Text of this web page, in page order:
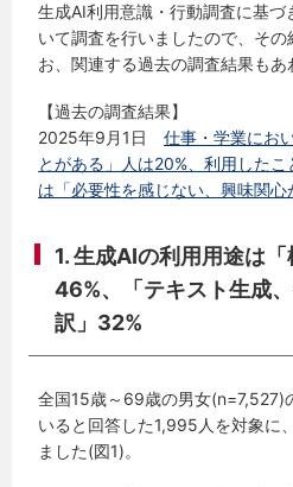
生成AI利用意識・行動調査に基
いて調査を行いましたので、そ
お、関連する過去の調査結果もあ
【過去の調査結果】
2025年9月1日仕事・学業にお
とがある」人は20%、利用した
は「必要性を感じない、興味関
1. 生成AIの利用用途は「
46%、「テキスト生成
訳」32%
全国15歳～69歳の男女(n=7,527)
いると回答した1,995人を対象に
ました(図1)。